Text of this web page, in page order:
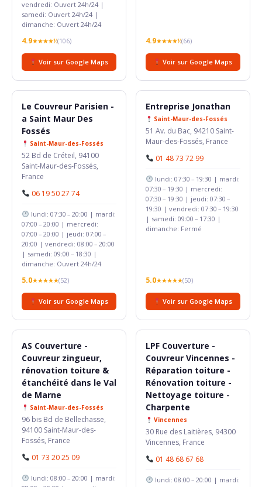
vendredi: Ouvert 24h/24 |
samedi: Ouvert 24h/24 |
dimanche: Ouvert 24h/24
4.9★★★★½(106)
Voir sur Google Maps
4.9★★★★½(66)
Voir sur Google Maps
Le Couvreur Parisien -
a Saint Maur Des
Fossés
Saint-Maur-des-Fossés
52 Bd de Créteil, 94100
Saint-Maur-des-Fossés,
France
06 19 50 27 74
lundi: 07:30 – 20:00 | mardi:
07:00 – 20:00 | mercredi:
07:00 – 20:00 | jeudi: 07:00 –
20:00 | vendredi: 08:00 – 20:00
| samedi: 09:00 – 18:30 |
dimanche: Ouvert 24h/24
5.0★★★★★(52)
Voir sur Google Maps
Entreprise Jonathan
Saint-Maur-des-Fossés
51 Av. du Bac, 94210 Saint-
Maur-des-Fossés, France
01 48 73 72 99
lundi: 07:30 – 19:30 | mardi:
07:30 – 19:30 | mercredi:
07:30 – 19:30 | jeudi: 07:30 –
19:30 | vendredi: 07:30 – 19:30
| samedi: 09:00 – 17:30 |
dimanche: Fermé
5.0★★★★★(50)
Voir sur Google Maps
AS Couverture -
Couvreur zingueur,
rénovation toiture &
étanchéité dans le Val
de Marne
Saint-Maur-des-Fossés
96 bis Bd de Bellechasse,
94100 Saint-Maur-des-
Fossés, France
01 73 20 25 09
lundi: 08:00 – 20:00 | mardi:
LPF Couverture -
Couvreur Vincennes -
Réparation toiture -
Rénovation toiture -
Nettoyage toiture -
Charpente
Vincennes
30 Rue des Laitières, 94300
Vincennes, France
01 48 68 67 68
lundi: 08:00 – 20:00 | mardi: